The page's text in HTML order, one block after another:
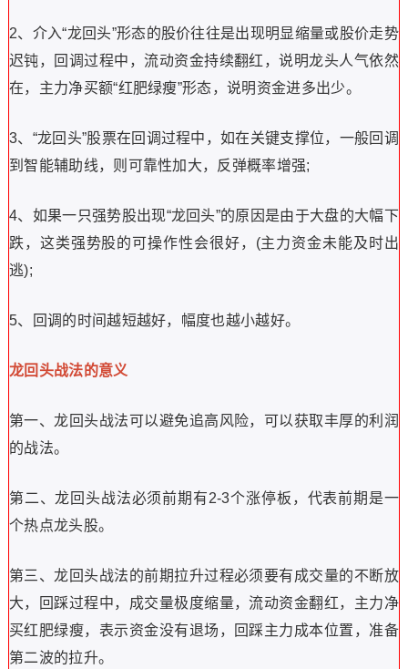
2、介入“龙回头”形态的股价往往是出现明显缩量或股价走势
迟钝，回调过程中，流动资金持续翻红，说明龙头人气依然
在，主力净买额“红肥绿瘦”形态，说明资金进多出少。
3、“龙回头”股票在回调过程中，如在关键支撑位，一般回调
到智能辅助线，则可靠性加大，反弹概率增强;
4、如果一只强势股出现“龙回头”的原因是由于大盘的大幅下
跌，这类强势股的可操作性会很好，(主力资金未能及时出
逃);
5、回调的时间越短越好，幅度也越小越好。
龙回头战法的意义
第一、龙回头战法可以避免追高风险，可以获取丰厚的利润
的战法。
第二、龙回头战法必须前期有2-3个涨停板，代表前期是一
个热点龙头股。
第三、龙回头战法的前期拉升过程必须要有成交量的不断放
大，回踩过程中，成交量极度缩量，流动资金翻红，主力净
买红肥绿瘦，表示资金没有退场，回踩主力成本位置，准备
第二波的拉升。